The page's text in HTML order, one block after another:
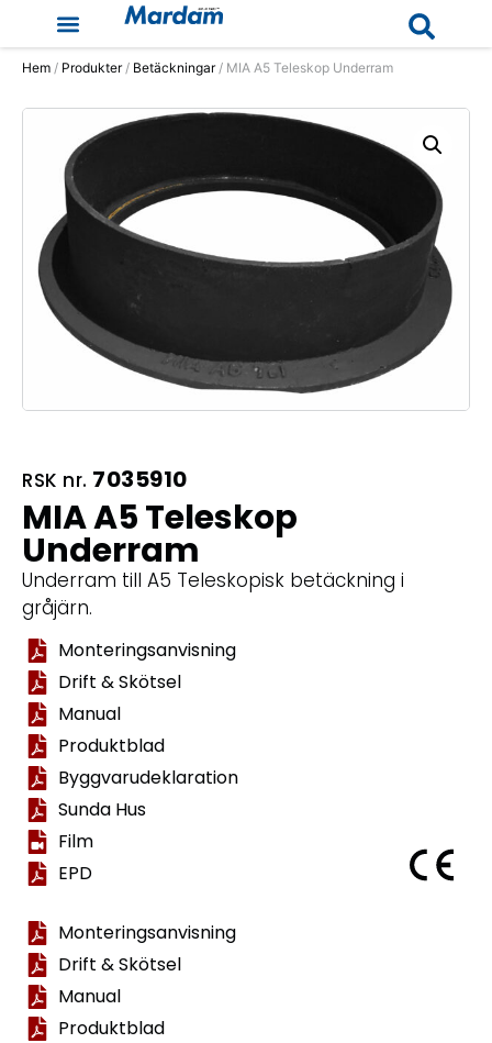
Hem / Produkter/ Betäckningar/ MIA A5 Teleskop Underram
RSK nr. 7035910
MIA A5 Teleskop
Underram
Underram till A5 Teleskopisk betäckning i
gråjärn.
Monteringsanvisning
Drift & Skötsel
Manual
Produktblad
Byggvarudeklaration
Sunda Hus
Film
EPD
Monteringsanvisning
Drift & Skötsel
Manual
Produktblad